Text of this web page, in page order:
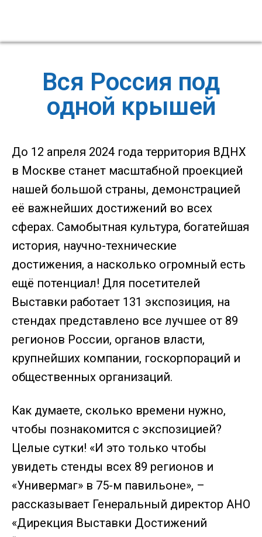
Вся Россия под
одной крышей
До 12 апреля 2024 года территория ВДНХ
в Москве станет масштабной проекцией
нашей большой страны, демонстрацией
её важнейших достижений во всех
сферах. Самобытная культура, богатейшая
история, научно-технические
достижения, а насколько огромный есть
ещё потенциал! Для посетителей
Выставки работает 131 экспозиция, на
стендах представлено все лучшее от 89
регионов России, органов власти,
крупнейших компании, госкорпораций и
общественных организаций.
Как думаете, сколько времени нужно,
чтобы познакомится с экспозицией?
Целые сутки! «И это только чтобы
увидеть стенды всех 89 регионов и
«Универмаг» в 75-м павильоне», –
рассказывает Генеральный директор АНО
«Дирекция Выставки Достижений